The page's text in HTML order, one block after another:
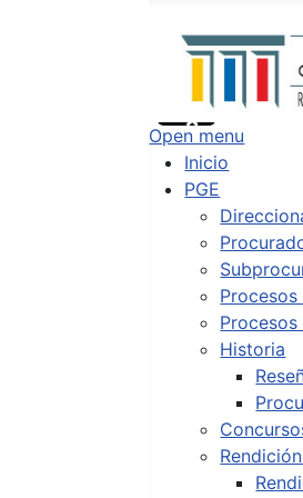
Buscar
Type 2 or more
Open menu
Inicio
PGE
Historia